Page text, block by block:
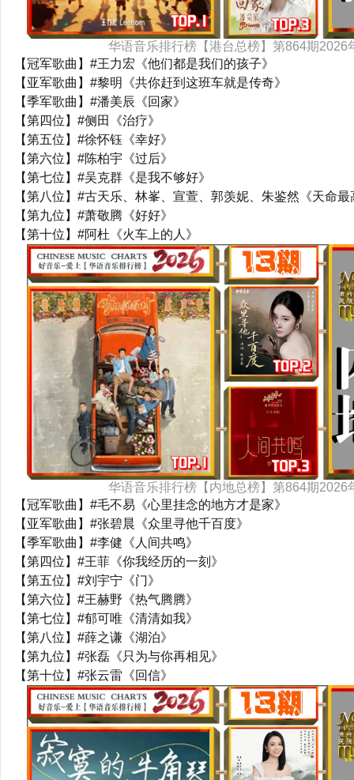
华语音乐排行榜【港台总榜】第864期2026
【冠军歌曲】#王力宏《他们都是我们的孩子》
【亚军歌曲】#黎明《共你赶到这班车就是传奇》
【季军歌曲】#潘美辰《回家》
【第四位】#侧田《治疗》
【第五位】#徐怀钰《幸好》
【第六位】#陈柏宇《过后》
【第七位】#吴克群《是我不够好》
【第八位】#古天乐、林峯、宣萱、郭羡妮、朱鉴然《天命最
【第九位】#萧敬腾《好好》
【第十位】#阿杜《火车上的人》
华语音乐排行榜【内地总榜】第864期2026
【冠军歌曲】#毛不易《心里挂念的地方才是家》
【亚军歌曲】#张碧晨《众里寻他千百度》
【季军歌曲】#李健《人间共鸣》
【第四位】#王菲《你我经历的一刻》
【第五位】#刘宇宁《门》
【第六位】#王赫野《热气腾腾》
【第七位】#郁可唯《清清如我》
【第八位】#薛之谦《湖泊》
【第九位】#张磊《只为与你再相见》
【第十位】#张云雷《回信》